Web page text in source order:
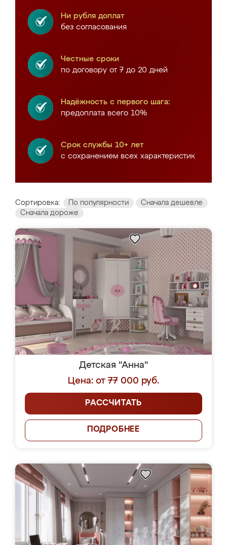
Ни рубля доплат
без согласования
Честные сроки
по договору от 7 до 20 дней
Надёжность с первого шага:
предоплата всего 10%
Срок службы 10+ лет
с сохранением всех характеристик
Сортировка: По популярности
Сначала дешевле
Сначала дороже
Детская "Анна"
Цена: от 77 000 руб.
РАССЧИТАТЬ
ПОДРОБНЕЕ